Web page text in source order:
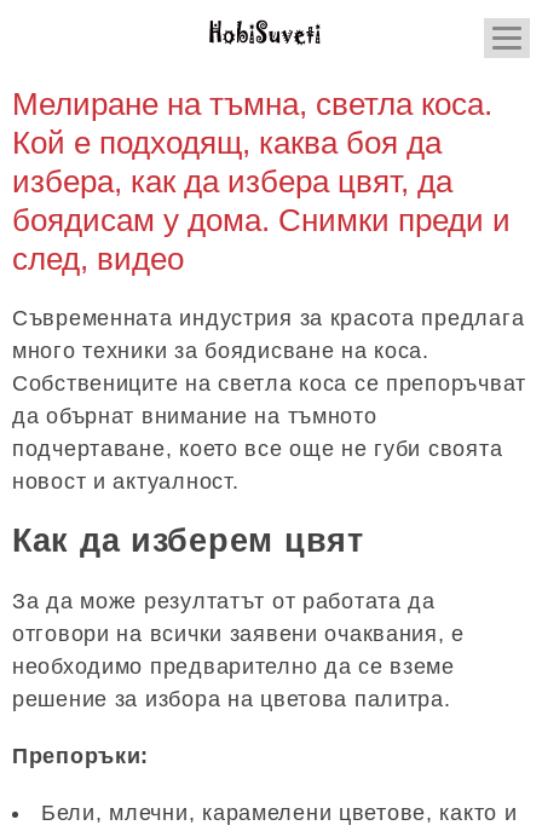
Мелиране на тъмна, светла коса.
Кой е подходящ, каква боя да
избера, как да избера цвят, да
боядисам у дома. Снимки преди и
след, видео
Съвременната индустрия за красота предлага
много техники за боядисване на коса.
Собствениците на светла коса се препоръчват
да обърнат внимание на тъмното
подчертаване, което все още не губи своята
новост и актуалност.
Как да изберем цвят
За да може резултатът от работата да
отговори на всички заявени очаквания, е
необходимо предварително да се вземе
решение за избора на цветова палитра.
Препоръки:
Бели, млечни, карамелени цветове, както и